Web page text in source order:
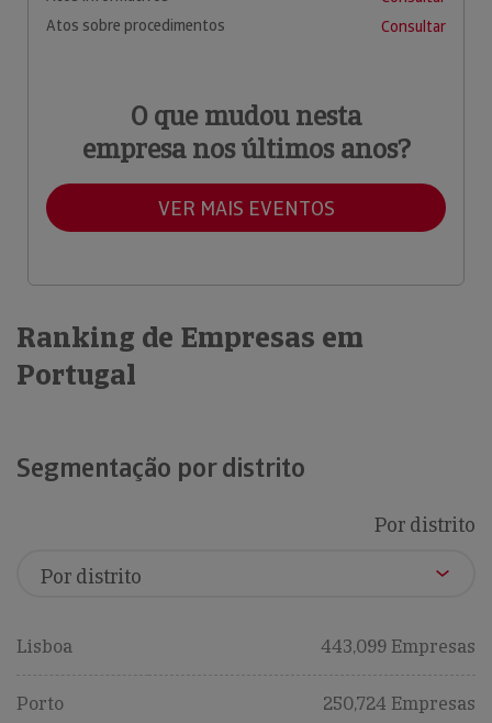
Atos sobre procedimentos
Consultar
O que mudou nesta
empresa nos últimos anos?
VER MAIS EVENTOS
Ranking de Empresas em
Portugal
Segmentação por distrito
Por distrito
Lisboa 443,099 Empresas
Porto 250,724 Empresas